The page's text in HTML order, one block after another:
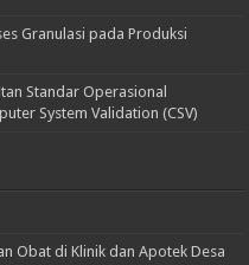
Granulasi pada Produksi
Standar Operasional
System Validation (CSV)
Obat di Klinik dan Apotek Desa